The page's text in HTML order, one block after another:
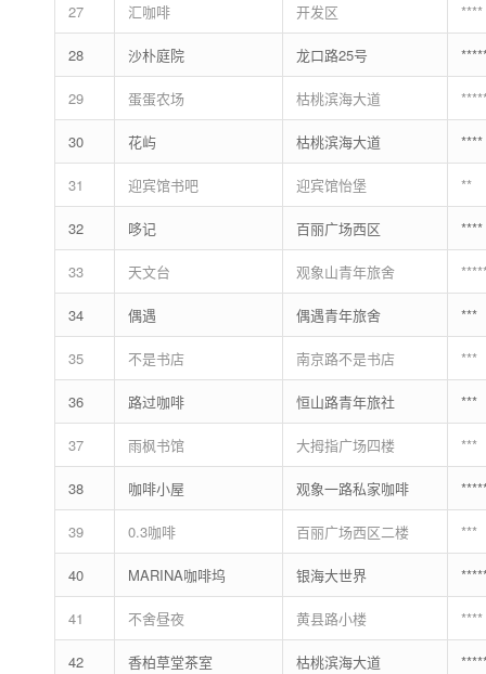
27 汇咖啡 开发区 ****
28 沙朴庭院 龙口路25号
29 蛋蛋农场 枯桃滨海大道
30 花屿 枯桃滨海大道 ****
31 迎宾馆书吧 迎宾馆怡堡 **
32 哆记 百丽广场西区 ****
33 天文台 观象山青年旅舍
34 偶遇 偶遇青年旅舍 ***
35 不是书店 南京路不是书店 ***
36 路过咖啡 恒山路青年旅社 ***
37 雨枫书馆 大拇指广场四楼 ***
38 咖啡小屋 观象一路私家咖啡
39 0.3咖啡 百丽广场西区二楼 ***
40 MARINA咖啡坞 银海大世界
41 不舍昼夜 黄县路小楼 ****
42 香柏草堂茶室 枯桃滨海大道